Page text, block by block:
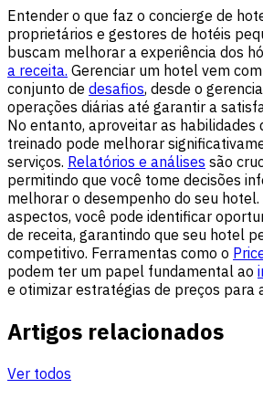
Entender o que faz o concierge de
proprietários e gestores de hotéis
buscam melhorar a experiência dos
a receita. Gerenciar um hotel vem
conjunto de desafios, desde o
operações diárias até garantir a
No entanto, aproveitar as habilidades
treinado pode melhorar
serviços. Relatórios e análises são
permitindo que você tome decisões
melhorar o desempenho do seu
aspectos, você pode identificar
de receita, garantindo que seu hotel
competitivo. Ferramentas como o
podem ter um papel fundamental ao
e otimizar estratégias de preços para
Artigos relacionados
Ver todos